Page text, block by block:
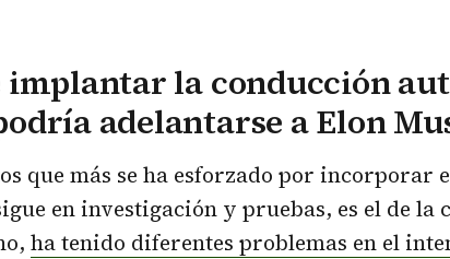
implantar la conducción
adelantarse a Elon
que más se ha esforzado por incorporar
en investigación y pruebas, es el de la
ha tenido diferentes problemas en el